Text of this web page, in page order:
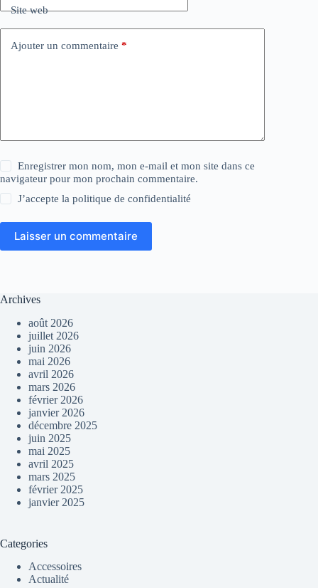
Site web
Ajouter un commentaire *
Enregistrer mon nom, mon e-mail et mon site dans ce
navigateur pour mon prochain commentaire.
J’accepte lapolitique de confidentialité
Laisser un commentaire
Archives
août 2026
juillet 2026
juin 2026
mai 2026
avril 2026
mars 2026
février 2026
janvier 2026
décembre 2025
juin 2025
mai 2025
avril 2025
mars 2025
février 2025
janvier 2025
Categories
Accessoires
Actualité